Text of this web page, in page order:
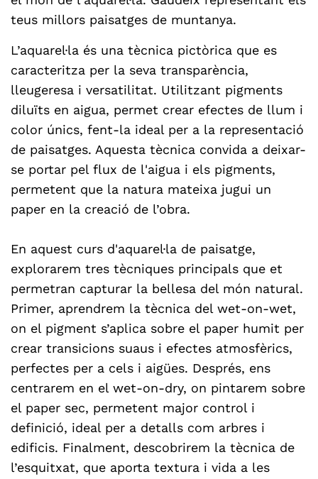
teus millors paisatges de muntanya.
L’aquarel·la és una tècnica pictòrica que es
caracteritza per la seva transparència,
lleugeresa i versatilitat. Utilitzant pigments
diluïts en aigua, permet crear efectes de llum i
color únics, fent-la ideal per a la representació
de paisatges. Aquesta tècnica convida a deixar-
se portar pel flux de l'aigua i els pigments,
permetent que la natura mateixa jugui un
paper en la creació de l’obra.
En aquest curs d'aquarel·la de paisatge,
explorarem tres tècniques principals que et
permetran capturar la bellesa del món natural.
Primer, aprendrem la tècnica del wet-on-wet,
on el pigment s’aplica sobre el paper humit per
crear transicions suaus i efectes atmosfèrics,
perfectes per a cels i aigües. Després, ens
centrarem en el wet-on-dry, on pintarem sobre
el paper sec, permetent major control i
definició, ideal per a detalls com arbres i
edificis. Finalment, descobrirem la tècnica de
l’esquitxat, que aporta textura i vida a les